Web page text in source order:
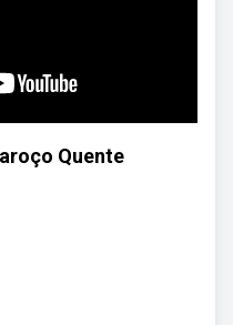
Quente